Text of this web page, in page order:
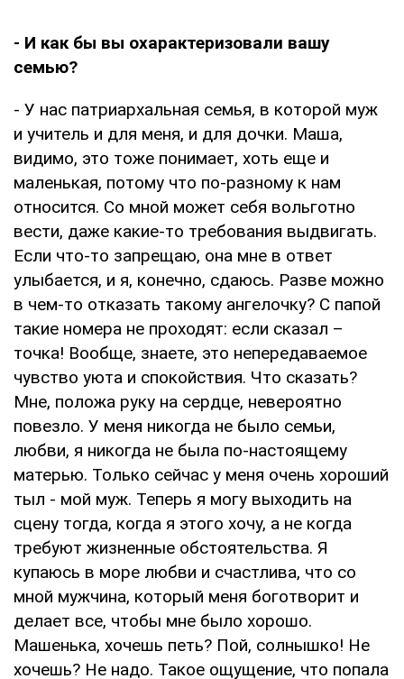
- И как бы вы охарактеризовали вашу
семью?
- У нас патриархальная семья, в которой муж
и учитель и для меня, и для дочки. Маша,
видимо, это тоже понимает, хоть еще и
маленькая, потому что по-разному к нам
относится. Со мной может себя вольготно
вести, даже какие-то требования выдвигать.
Если что-то запрещаю, она мне в ответ
улыбается, и я, конечно, сдаюсь. Разве можно
в чем-то отказать такому ангелочку? С папой
такие номера не проходят: если сказал –
точка! Вообще, знаете, это непередаваемое
чувство уюта и спокойствия. Что сказать?
Мне, положа руку на сердце, невероятно
повезло. У меня никогда не было семьи,
любви, я никогда не была по-настоящему
матерью. Только сейчас у меня очень хороший
тыл - мой муж. Теперь я могу выходить на
сцену тогда, когда я этого хочу, а не когда
требуют жизненные обстоятельства. Я
купаюсь в море любви и счастлива, что со
мной мужчина, который меня боготворит и
делает все, чтобы мне было хорошо.
Машенька, хочешь петь? Пой, солнышко! Не
хочешь? Не надо. Такое ощущение, что попала